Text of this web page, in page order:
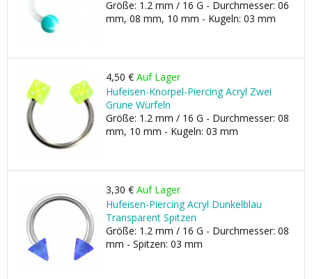
Größe: 1.2 mm / 16 G - Durchmesser: 06
mm, 08 mm, 10 mm - Kugeln: 03 mm
4,50 € Auf Lager
Hufeisen-Knorpel-Piercing Acryl Zwei
Grüne Würfeln
Größe: 1.2 mm / 16 G - Durchmesser: 08
mm, 10 mm - Kugeln: 03 mm
3,30 € Auf Lager
Hufeisen-Piercing Acryl Dunkelblau
Transparent Spitzen
Größe: 1.2 mm / 16 G - Durchmesser: 08
mm - Spitzen: 03 mm